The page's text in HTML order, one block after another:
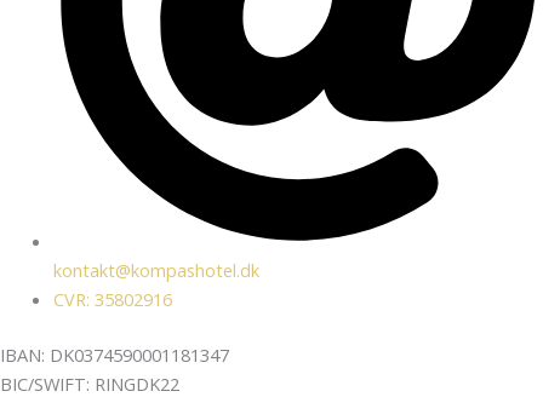
kontakt@kompashotel.dk
CVR: 35802916
IBAN: DK0374590001181347
BIC/SWIFT: RINGDK22